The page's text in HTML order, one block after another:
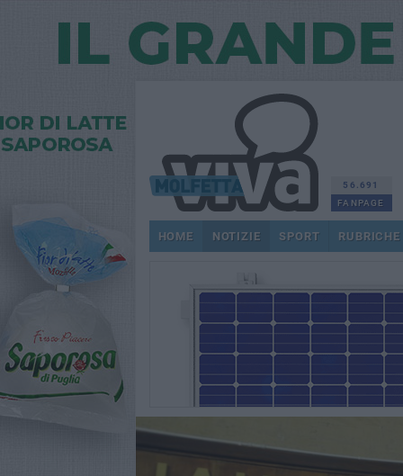
56.691
FANPAGE
HOME NOTIZIE SPORT RUBRICHE